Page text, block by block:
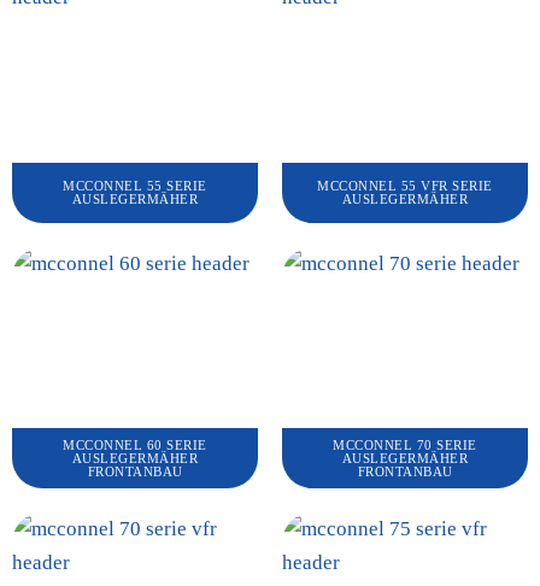
MCCONNEL 55 SERIE
AUSLEGERMÄHER
MCCONNEL 55 VFR SERIE
AUSLEGERMÄHER
MCCONNEL 60 SERIE
AUSLEGERMÄHER
FRONTANBAU
MCCONNEL 70 SERIE
AUSLEGERMÄHER
FRONTANBAU